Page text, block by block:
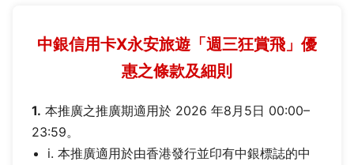
中銀信用卡X永安旅遊「週三狂賞飛」優
惠之條款及細則
1. 本推廣之推廣期適用於 2026 年8月5日 00:00–
23:59。
i. 本推廣適用於由香港發行並印有中銀標誌的中